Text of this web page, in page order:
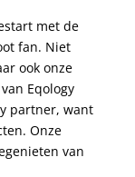
met de
fan. Niet
ook onze
Eqology
partner, want
Onze
van